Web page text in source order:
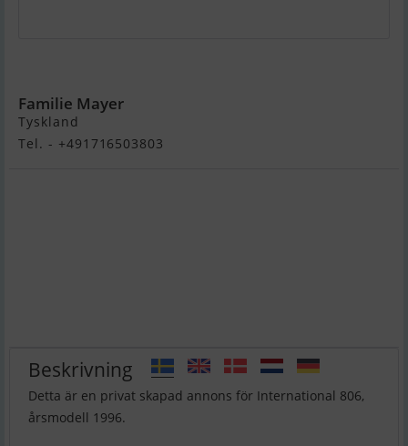
Familie Mayer
Tyskland
Tel. - +491716503803
Beskrivning
Detta är en privat skapad annons för International 806,
årsmodell 1996.